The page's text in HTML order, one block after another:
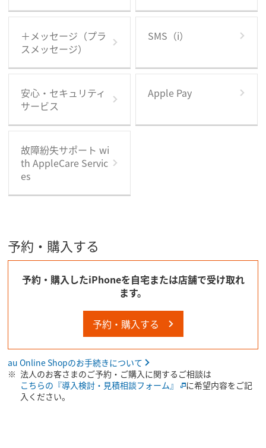
＋メッセージ（プラ
スメッセージ）
SMS（i）
安心・セキュリティ
サービス
Apple Pay
故障紛失サポート wi
th AppleCare Servic
es
予約・購入する
予約・購入したiPhoneを自宅または店舗で受け取れ
ます。
予約・購入する
au Online Shopのお手続きについて
法人のお客さまのご予約・ご購入に関するご相談は
こちらの『導入検討・見積相談フォーム』
に希望内容をご記
入ください。